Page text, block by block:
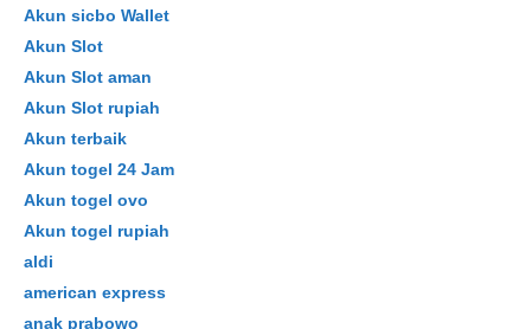
Akun sicbo Wallet
Akun Slot
Akun Slot aman
Akun Slot rupiah
Akun terbaik
Akun togel 24 Jam
Akun togel ovo
Akun togel rupiah
aldi
american express
anak prabowo